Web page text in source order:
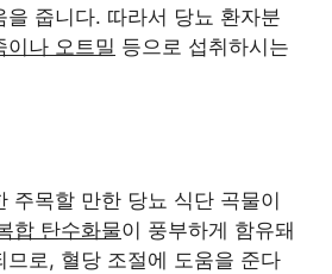
을 줍니다. 따라서 당뇨 환자분
이나 오트밀 등으로 섭취하시는
주목할 만한 당뇨 식단 곡물이
합 탄수화물이 풍부하게 함유돼
므로, 혈당 조절에 도움을 준다